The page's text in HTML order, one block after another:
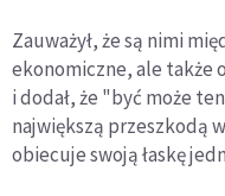
Zauważył, że są nimi
ekonomiczne, ale także
i dodał, że "być może
największą przeszkodą
obiecuje swoją łaskę